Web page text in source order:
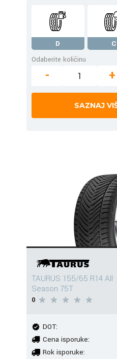
D C
Odaberite količinu
- +
SAZNAJ
TAURUS 155/65 R14 All
Season 75T
0
DOT:
Cena isporuke:
Rok isporuke: